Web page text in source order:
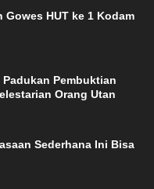
Gowes HUT ke 1 Kodam
Pembuktian
Orang Utan
Sederhana Ini Bisa